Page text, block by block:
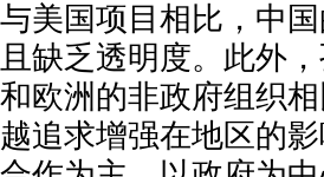
与美国项目相比，中
且缺乏透明度。此外
和欧洲的非政府组织
越追求增强在地区的